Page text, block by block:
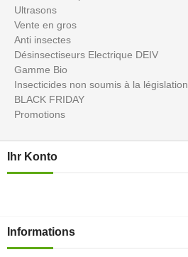
Ultrasons
Vente en gros
Anti insectes
Désinsectiseurs Electrique DEIV
Gamme Bio
Insecticides non soumis à la législation
BLACK FRIDAY
Promotions
Ihr Konto
Informations